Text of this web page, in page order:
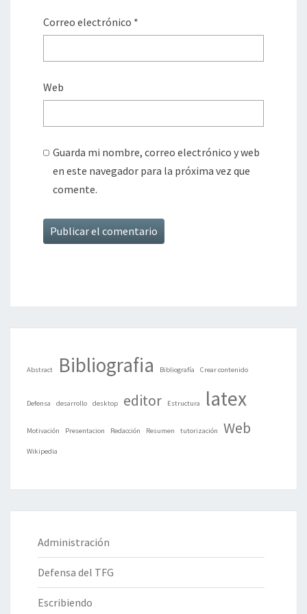
Correo electrónico *
Web
Guarda mi nombre, correo electrónico y web
en este navegador para la próxima vez que
comente.
Abstract Bibliografia Bibliografía Crear contenido
Defensa desarrollo desktop editor Estructura latex
Motivación Presentacion Redacción Resumen tutorización Web
Wikipedia
Administración
Defensa del TFG
Escribiendo